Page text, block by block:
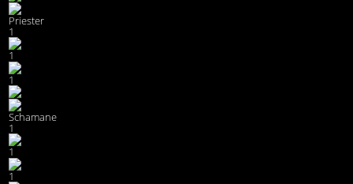
Priester
1
1
1
Schamane
1
1
1